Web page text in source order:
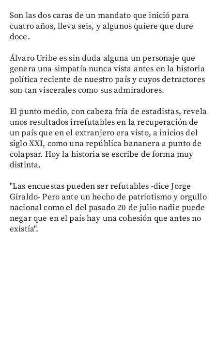
Son las dos caras de un mandato que inició para
cuatro años, lleva seis, y algunos quiere que dure
doce.
Álvaro Uribe es sin duda alguna un personaje que
genera una simpatía nunca vista antes en la historia
política reciente de nuestro país y cuyos detractores
son tan viscerales como sus admiradores.
El punto medio, con cabeza fría de estadistas, revela
unos resultados irrefutables en la recuperación de
un país que en el extranjero era visto, a inicios del
siglo XXI, como una república bananera a punto de
colapsar. Hoy la historia se escribe de forma muy
distinta.
"Las encuestas pueden ser refutables -dice Jorge
Giraldo- Pero ante un hecho de patriotismo y orgullo
nacional como el del pasado 20 de julio nadie puede
negar que en el país hay una cohesión que antes no
existía".